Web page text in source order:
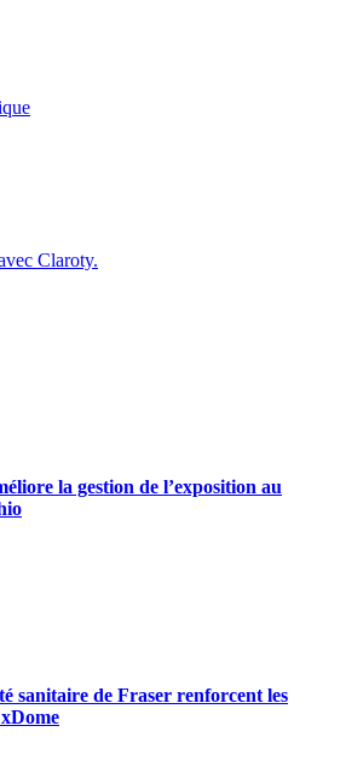
Claroty.
la gestion de l’exposition au
sanitaire de Fraser renforcent les